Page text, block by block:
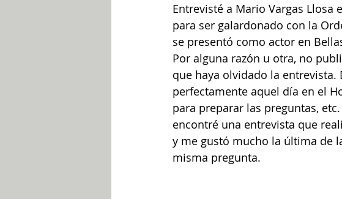
Entrevisté a Mario Vargas Llosa
para ser galardonado con la
se presentó como actor en
Por alguna razón u otra, no
que haya olvidado la
perfectamente aquel día en el
para preparar las preguntas,
encontré una entrevista que
y me gustó mucho la última de
misma pregunta.